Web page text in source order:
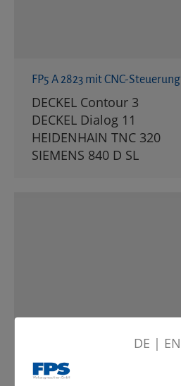
FP5 A 2823 mit CNC-Steuerung
DECKEL Contour 3
DECKEL Dialog 11
HEIDENHAIN TNC 320
SIEMENS 840 D SL
DE | EN